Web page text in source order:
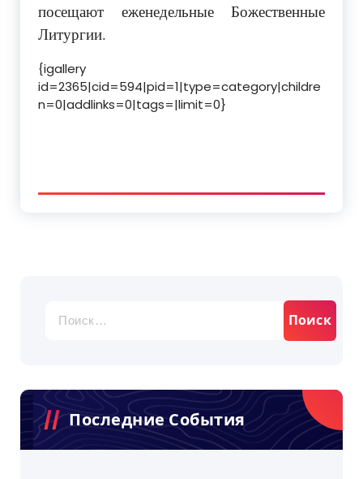
посещают еженедельные Божественные
Литургии.
{igallery
id=2365|cid=594|pid=1|type=category|childre
n=0|addlinks=0|tags=|limit=0}
Последние События